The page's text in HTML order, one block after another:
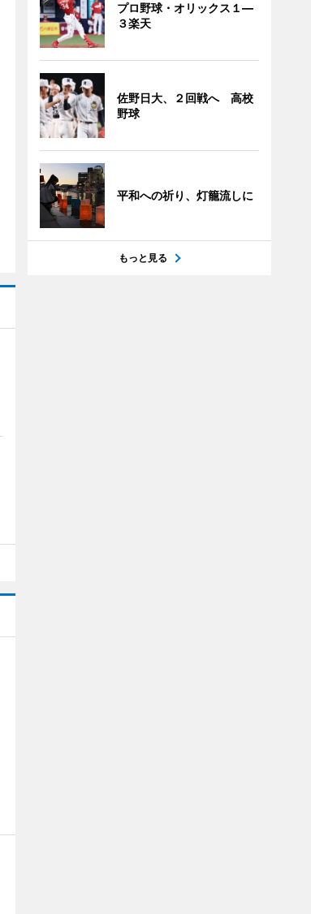
プロ野球・オリックス１―
３楽天
佐野日大、２回戦へ 高校
野球
平和への祈り、灯籠流しに
もっと見る